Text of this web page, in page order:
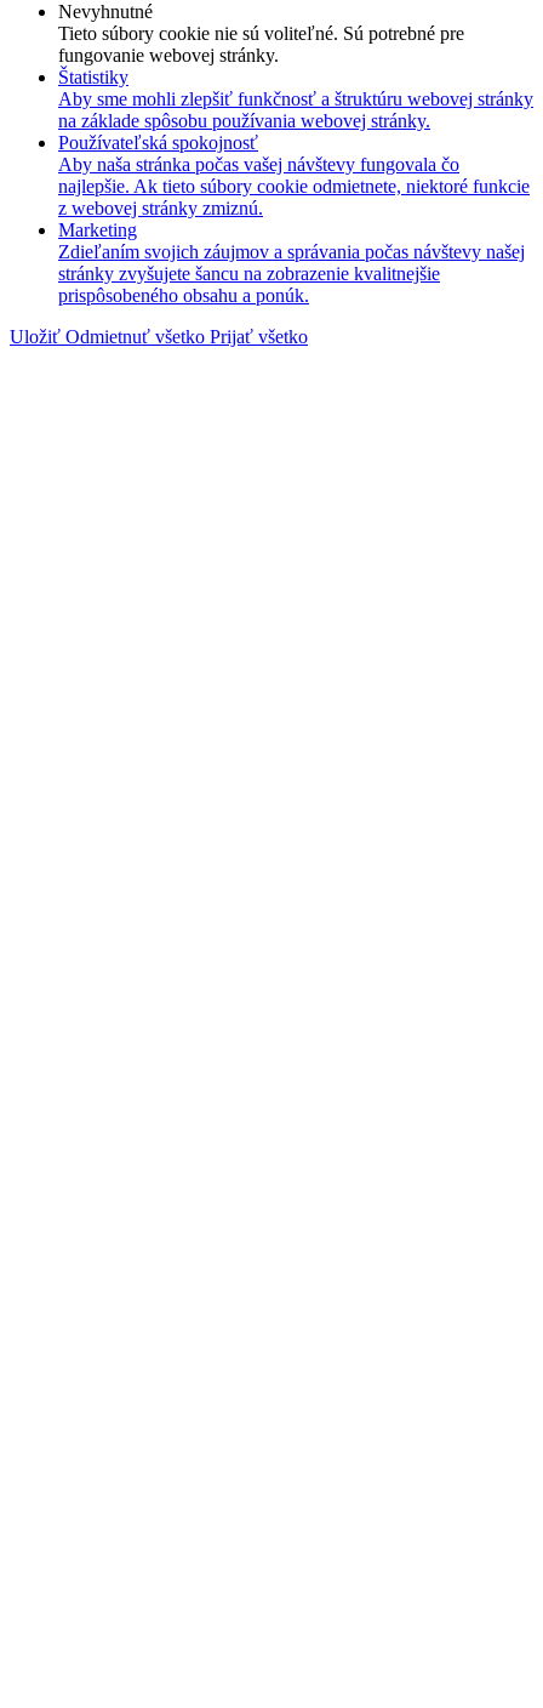
Nevyhnutné
Tieto súbory cookie nie sú voliteľné. Sú potrebné pre
fungovanie webovej stránky.
Štatistiky
Aby sme mohli zlepšiť funkčnosť a štruktúru webovej stránky
na základe spôsobu používania webovej stránky.
Používateľská spokojnosť
Aby naša stránka počas vašej návštevy fungovala čo
najlepšie. Ak tieto súbory cookie odmietnete, niektoré funkcie
z webovej stránky zmiznú.
Marketing
Zdieľaním svojich záujmov a správania počas návštevy našej
stránky zvyšujete šancu na zobrazenie kvalitnejšie
prispôsobeného obsahu a ponúk.
Uložiť Odmietnuť všetko Prijať všetko